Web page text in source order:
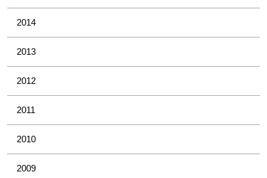
2014
2013
2012
2011
2010
2009